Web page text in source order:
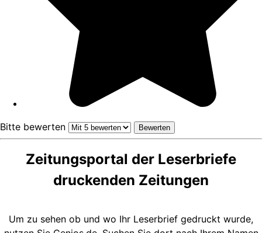
Bitte bewerten
Zeitungsportal der Leserbriefe
druckenden Zeitungen
Um zu sehen ob und wo Ihr Leserbrief gedruckt wurde,